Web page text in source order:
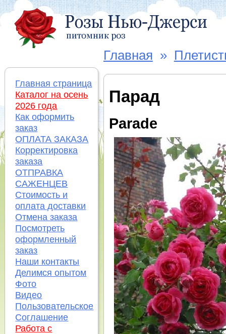
Главная »
Парад
Parade
Главная страница
Каталог на осень
2026 года
Как оформить
заказ
ОПЛАТА ЗАКАЗА
Корректировка
заказа
ОТПРАВКА
САЖЕНЦЕВ
Стоимость и
оплата доставки
Отмена заказа
Посмотреть
оформленный
заказ
Наши контакты
Делимся опытом
Фото
Видео
Пользовательское
Соглашение
Работа с